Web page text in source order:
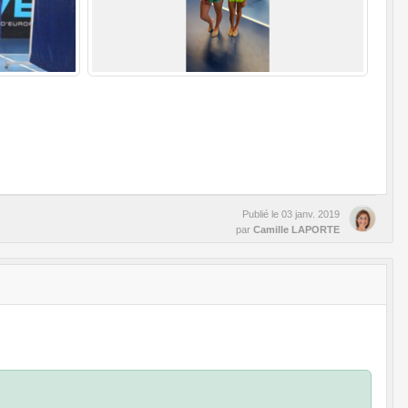
Publié le 03 janv. 2019
par Camille LAPORTE